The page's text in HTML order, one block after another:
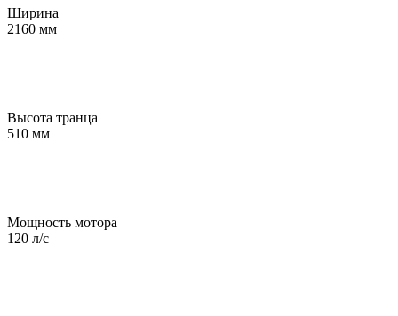
Ширина
2160 мм
Высота транца
510 мм
Мощность мотора
120 л/с